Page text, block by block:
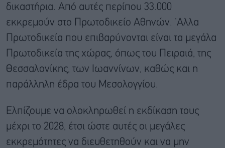
δικαστήρια. Από αυτές περίπου 33.000
εκκρεμούν στο Πρωτοδικείο Αθηνών. ‘Αλλα
Πρωτοδικεία που επιβαρύνονται είναι τα μεγάλα
Πρωτοδικεία της χώρας, όπως του Πειραιά, της
Θεσσαλονίκης, των Ιωαννίνων, καθώς και η
παράλληλη έδρα του Μεσολογγίου.
Ελπίζουμε να ολοκληρωθεί η εκδίκαση τους
μέχρι το 2028, έτσι ώστε αυτές οι μεγάλες
εκκρεμότητες να διευθετηθούν και να μην